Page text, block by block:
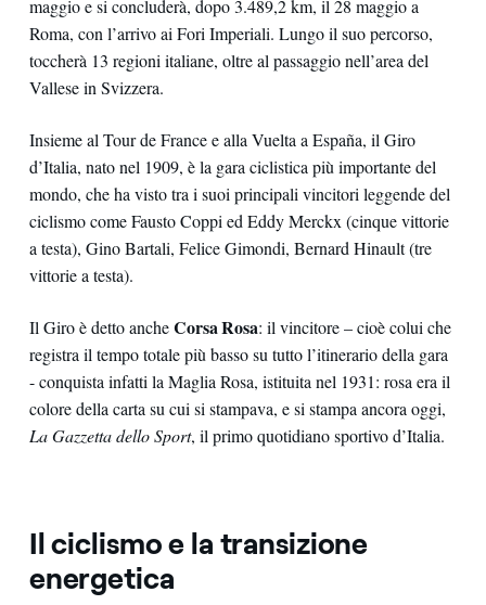
maggio e si concluderà, dopo 3.489,2 km, il 28 maggio a
Roma, con l’arrivo ai Fori Imperiali. Lungo il suo percorso,
toccherà 13 regioni italiane, oltre al passaggio nell’area del
Vallese in Svizzera.
Insieme al Tour de France e alla Vuelta a España, il Giro
d’Italia, nato nel 1909, è la gara ciclistica più importante del
mondo, che ha visto tra i suoi principali vincitori leggende del
ciclismo come Fausto Coppi ed Eddy Merckx (cinque vittorie
a testa), Gino Bartali, Felice Gimondi, Bernard Hinault (tre
vittorie a testa).
Il Giro è detto ancheCorsa Rosa: il vincitore – cioè colui che
registra il tempo totale più basso su tutto l’itinerario della gara
- conquista infatti la Maglia Rosa, istituita nel 1931: rosa era il
colore della carta su cui si stampava, e si stampa ancora oggi,
La Gazzetta dello Sport, il primo quotidiano sportivo d’Italia.
Il ciclismo e la transizione
energetica